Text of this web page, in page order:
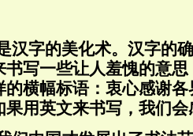
汉字的美化术。汉字的
书写一些让人羞愧的意
的横幅标语：衷心感谢
果用英文来书写，我们